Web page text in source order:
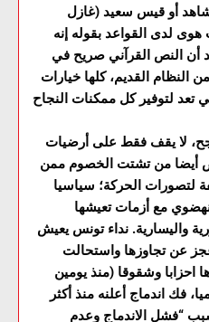
أو قيس سعيد (غازل
لدى القواعد بقوله إنه
أن النص القرآني صريح في
النظام القديم، كلها خيارات
تعد لتوفير كل ممكنات النجاح
لا يقف فقط على أرضيات
أيضا من تشتت الخصوم ممن
لتصورات الحركة؛ سياسيا
مع أزمات تعيشها
واليسارية. نداء تونس يعيش
عجز عن تجاوزها واستحالت
احزابا وشقوقا (منذ يومين
فك اندماج أعلنه منذ أكثر
بسبب “فشل الاندماج وعدم